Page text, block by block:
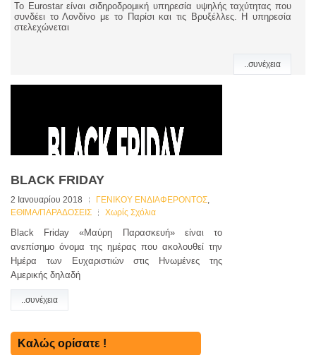
Το Eurostar είναι σιδηροδρομική υπηρεσία υψηλής ταχύτητας που
συνδέει το Λονδίνο με το Παρίσι και τις Βρυξέλλες. Η υπηρεσία
στελεχώνεται
..συνέχεια
ΒLACK FRIDAY
2 Ιανουαρίου 2018 ΓΕΝΙΚΟΥ ΕΝΔΙΑΦΕΡΟΝΤΟΣ,
ΕΘΙΜΑ/ΠΑΡΑΔΟΣΕΙΣ
Χωρίς Σχόλια
Black Friday «Μαύρη Παρασκευή» είναι το
ανεπίσημο όνομα της ημέρας που ακολουθεί την
Ημέρα των Ευχαριστιών στις Ηνωμένες της
Αμερικής δηλαδή
..συνέχεια
Καλώς ορίσατε !